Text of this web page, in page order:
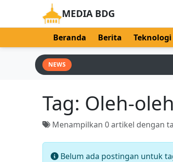
MEDIA BDG
Beranda Berita Teknologi
NEWS
Tag: Oleh-
Menampilkan 0 artikel dengan
Belum ada postingan untuk